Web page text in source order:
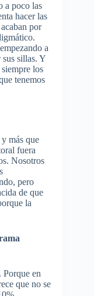
a poco las
hacer las
por
a
sillas. Y
los
tenemos
más que
fuera
Nosotros
pero
de que
la
Porque en
que no se